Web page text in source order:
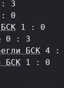
3
0
1 : 0
0 : 3
БСК 4 :
БСК 1 : 0